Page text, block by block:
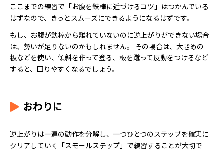
ここまでの練習で「お腹を鉄棒に近づけるコツ」はつかんでいる
はずなので、きっとスムーズにできるようになるはずです。
もし、お腹が鉄棒から離れていないのに逆上がりができない場合
は、勢いが足りないのかもしれません。 その場合は、大きめの
板などを使い、傾斜を作って登る、板を蹴って反動をつけるなど
すると、回りやすくなるでしょう。
おわりに
逆上がりは一連の動作を分解し、一つひとつのステップを確実に
クリアしていく「スモールステップ」で練習することが大切で